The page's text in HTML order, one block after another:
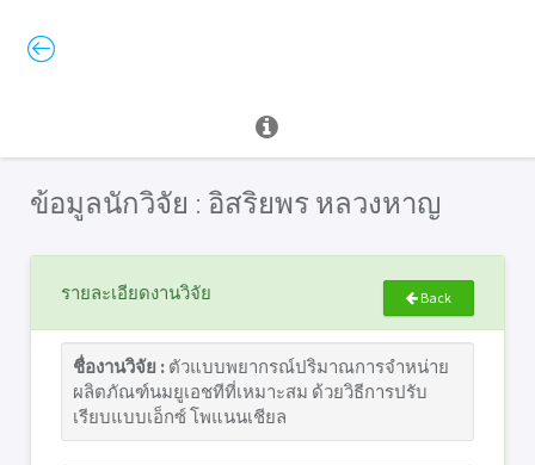
ข้อมูลนักวิจัย : อิสริยพร หลวงหาญ
รายละเอียดงานวิจัย Back
ชื่องานวิจัย : ตัวแบบพยากรณ์ปริมาณการจำหน่าย
ผลิตภัณฑ์นมยูเอชทีที่เหมาะสม ด้วยวิธีการปรับ
เรียบแบบเอ็กซ์ โพแนนเชียล